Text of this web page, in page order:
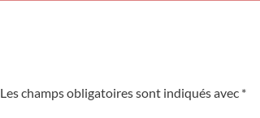
Les champs obligatoires sont indiqués avec *